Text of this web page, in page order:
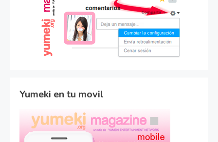
Yumeki en tu movil